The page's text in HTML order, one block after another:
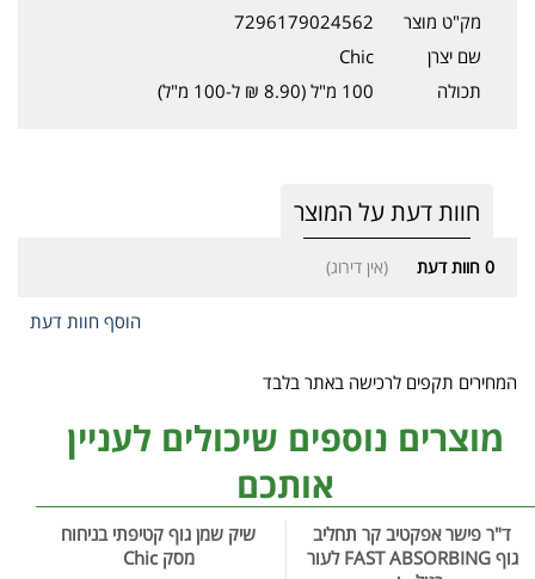
מק"ט מוצר
7296179024562
שם יצרן
Chic
תכולה
100 מ"ל (8.90 ₪ ל-100 מ"ל)
חוות דעת על המוצר
0 חוות דעת (אין דירוג)
הוסף חוות דעת
המחירים תקפים לרכישה באתר בלבד
מוצרים נוספים שיכולים לעניין
אותכם
ד"ר פישר אפקטיב קר תחליב
גוף FAST ABSORBING לעור
שיק שמן גוף קטיפתי בניחוח
מסק Chic